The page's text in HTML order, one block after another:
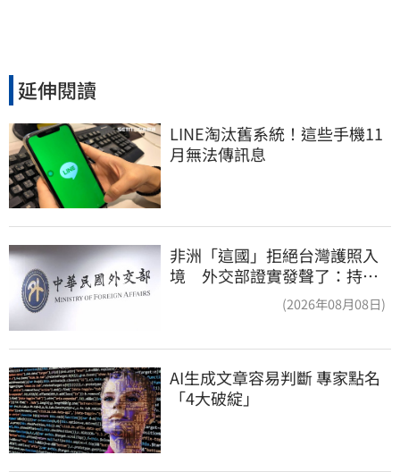
延伸閱讀
LINE淘汰舊系統！這些手機11
月無法傳訊息
非洲「這國」拒絕台灣護照入
境 外交部證實發聲了：持續
(2026年08月08日)
AI生成文章容易判斷 專家點名
「4大破綻」